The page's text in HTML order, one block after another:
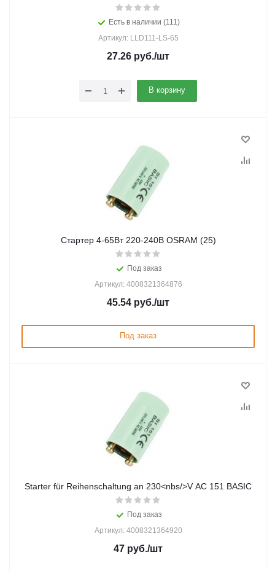
Есть в наличии (111)
Артикул: LLD111-LS-65
27.26 руб./шт
В корзину
Стартер 4-65Вт 220-240В OSRAM (25)
Под заказ
Артикул: 4008321364876
45.54 руб./шт
Под заказ
Starter für Reihenschaltung an 230<nbs/>V AC 151 BASIC
Под заказ
Артикул: 4008321364920
47 руб./шт